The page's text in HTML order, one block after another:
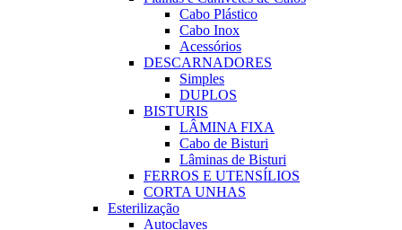
Cabo Plástico
Cabo Inox
Acessórios
DESCARNADORES
Simples
DUPLOS
BISTURIS
LÂMINA FIXA
Cabo de Bisturi
Lâminas de Bisturi
FERROS E UTENSÍLIOS
CORTA UNHAS
Esterilização
Autoclaves